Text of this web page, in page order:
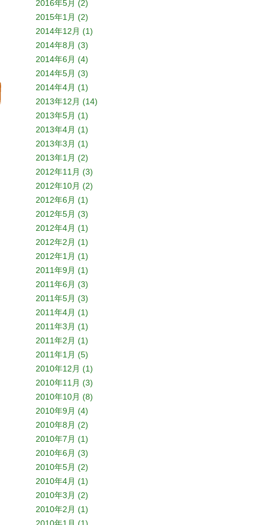
2016年5月 (2)
2015年1月 (2)
2014年12月 (1)
2014年8月 (3)
2014年6月 (4)
2014年5月 (3)
2014年4月 (1)
2013年12月 (14)
2013年5月 (1)
2013年4月 (1)
2013年3月 (1)
2013年1月 (2)
2012年11月 (3)
2012年10月 (2)
2012年6月 (1)
2012年5月 (3)
2012年4月 (1)
2012年2月 (1)
2012年1月 (1)
2011年9月 (1)
2011年6月 (3)
2011年5月 (3)
2011年4月 (1)
2011年3月 (1)
2011年2月 (1)
2011年1月 (5)
2010年12月 (1)
2010年11月 (3)
2010年10月 (8)
2010年9月 (4)
2010年8月 (2)
2010年7月 (1)
2010年6月 (3)
2010年5月 (2)
2010年4月 (1)
2010年3月 (2)
2010年2月 (1)